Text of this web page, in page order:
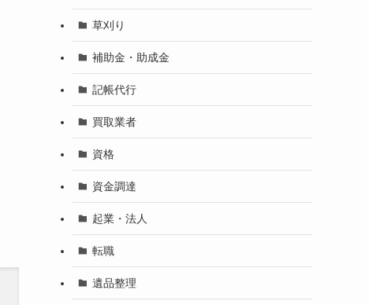
草刈り
補助金・助成金
記帳代行
買取業者
資格
資金調達
起業・法人
転職
遺品整理